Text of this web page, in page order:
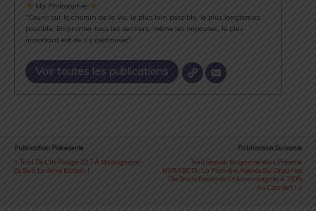
Ma Philosophie
"Courir sur le chemin de la vie, le plus loin possible, le plus longtemps
possible. Emprunter tous les sentiers, même les impasses, le plus
important est de s’y (re)trouver".
Voir toutes les publications
Publication Précédente
Trail De L'Ile Rouge 2017 À Madagascar :
Ce Sera La 4ème Edition !
Publication Suivante
Trail Session Magazine Vous Présente
MORABOTA : La Première Agence Qui Organise
Des Trails Encadrés Et Accompagnés À 100%
Au Cap Vert !